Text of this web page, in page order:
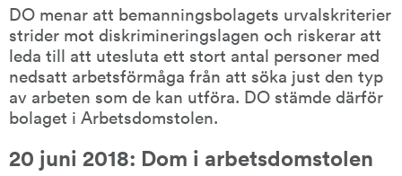
DO menar att bemanningsbolagets urvalskriterier
strider mot diskrimineringslagen och riskerar att
leda till att utesluta ett stort antal personer med
nedsatt arbetsförmåga från att söka just den typ
av arbeten som de kan utföra. DO stämde därför
bolaget i Arbetsdomstolen.
20 juni 2018: Dom i arbetsdomstolen